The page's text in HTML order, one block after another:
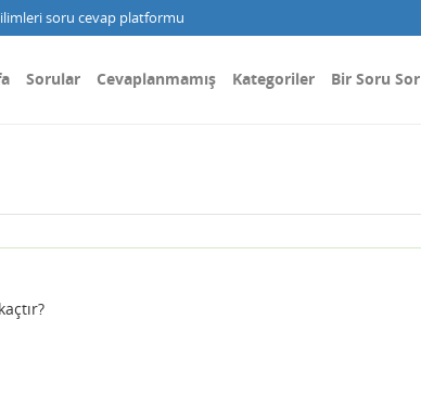
soru cevap platformu
Sorular Cevaplanmamış Kategoriler Bir Soru Sor